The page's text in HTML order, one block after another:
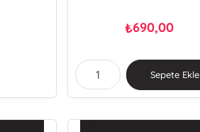
₺690,00
Sepete Ekle